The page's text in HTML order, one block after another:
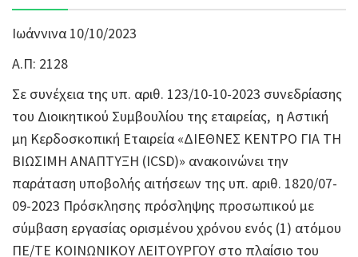
Ιωάννινα 10/10/2023
Α.Π: 2128
Σε συνέχεια της υπ. αριθ. 123/10-10-2023 συνεδρίασης
του Διοικητικού Συμβουλίου της εταιρείας, η Αστική
μη Κερδοσκοπική Εταιρεία «ΔΙΕΘΝΕΣ ΚΕΝΤΡΟ ΓΙΑ ΤΗ
ΒΙΩΣΙΜΗ ΑΝΑΠΤΥΞΗ (ICSD)» ανακοινώνει την
παράταση υποβολής αιτήσεων της υπ. αριθ. 1820/07-
09-2023 Πρόσκλησης πρόσληψης προσωπικού με
σύμβαση εργασίας ορισμένου χρόνου ενός (1) ατόμου
ΠΕ/ΤΕ ΚΟΙΝΩΝΙΚΟΥ ΛΕΙΤΟΥΡΓΟΥ στο πλαίσιο του